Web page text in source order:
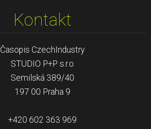
Kontakt
Časopis CzechIndustry
STUDIO P+P s.r.o
Semilská 389/40
197 00 Praha 9
+420 602 363 969